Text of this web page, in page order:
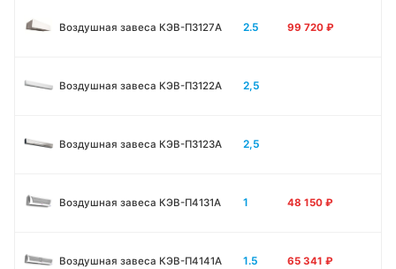
Воздушная завеса КЭВ-П3127A 2.5 99 720 ₽
Воздушная завеса КЭВ-П3122A 2,5
Воздушная завеса КЭВ-П3123A 2,5
Воздушная завеса КЭВ-П4131A 1 48 150 ₽
Воздушная завеса КЭВ-П4141A 1.5 65 341 ₽